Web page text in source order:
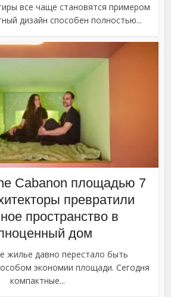
все чаще становятся примером
дизайн способен полностью...
Cabanon площадью 7
превратили
пространство в
дом
жилье давно перестало быть
экономии площади. Сегодня
компактные...